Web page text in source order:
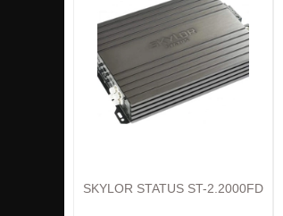
SKYLOR STATUS ST-2.2000FD